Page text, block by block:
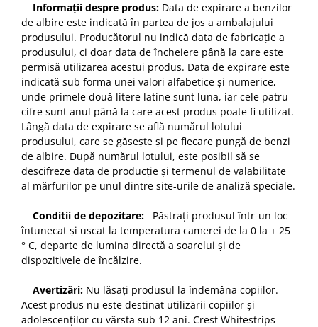
Informații despre produs: Data de expirare a benzilor
de albire este indicată în partea de jos a ambalajului
produsului. Producătorul nu indică data de fabricație a
produsului, ci doar data de încheiere până la care este
permisă utilizarea acestui produs. Data de expirare este
indicată sub forma unei valori alfabetice și numerice,
unde primele două litere latine sunt luna, iar cele patru
cifre sunt anul până la care acest produs poate fi utilizat.
Lângă data de expirare se află numărul lotului
produsului, care se găsește și pe fiecare pungă de benzi
de albire. După numărul lotului, este posibil să se
descifreze data de producție și termenul de valabilitate
al mărfurilor pe unul dintre site-urile de analiză speciale.
Conditii de depozitare: Păstrați produsul într-un loc
întunecat și uscat la temperatura camerei de la 0 la + 25
° C, departe de lumina directă a soarelui și de
dispozitivele de încălzire.
Avertizări: Nu lăsați produsul la îndemâna copiilor.
Acest produs nu este destinat utilizării copiilor și
adolescenților cu vârsta sub 12 ani. Crest Whitestrips